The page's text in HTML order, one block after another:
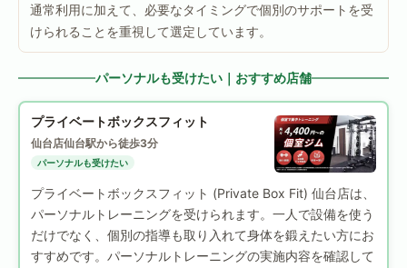
通常利用に加えて、必要なタイミングで個別のサポートを受
けられることを重視して選定しています。
パーソナルも受けたい｜おすすめ店舗
プライベートボックスフィット
仙台店仙台駅から徒歩3分
パーソナルも受けたい
プライベートボックスフィット (Private Box Fit) 仙台店は、
パーソナルトレーニングを受けられます。一人で設備を使う
だけでなく、個別の指導も取り入れて身体を鍛えたい方にお
すすめです。パーソナルトレーニングの実施内容を確認して